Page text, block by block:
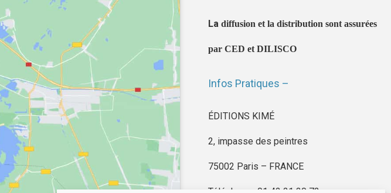
La diffusion et la distribution sont assurées
par CED et DILISCO
Infos Pratiques –
ÉDITIONS KIMÉ
2, impasse des peintres
75002 Paris – FRANCE